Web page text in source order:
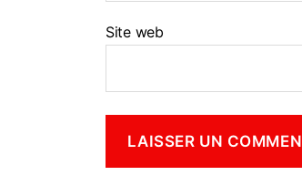
Site web